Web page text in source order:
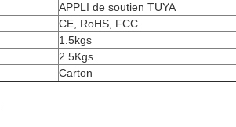
APPLI de soutien TUYA
CE, RoHS, FCC
1.5kgs
2.5Kgs
Carton